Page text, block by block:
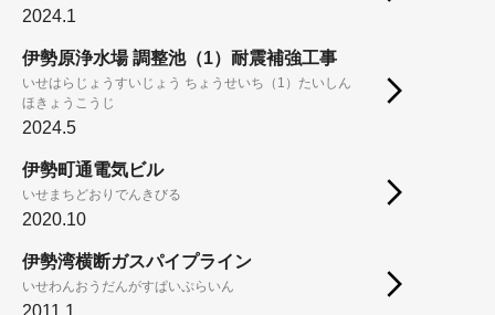
2024.1
伊勢原浄水場 調整池（1）耐震補強工事
いせはらじょうすいじょう ちょうせいち（1）たいしん
ほきょうこうじ
2024.5
伊勢町通電気ビル
いせまちどおりでんきびる
2020.10
伊勢湾横断ガスパイプライン
いせわんおうだんがすぱいぷらいん
2011.1